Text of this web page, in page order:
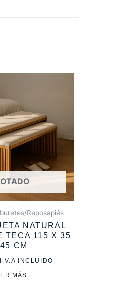
Reposapiés
NATURAL
TECA 115 X 35
CM
I.V.A INCLUIDO
MÁS